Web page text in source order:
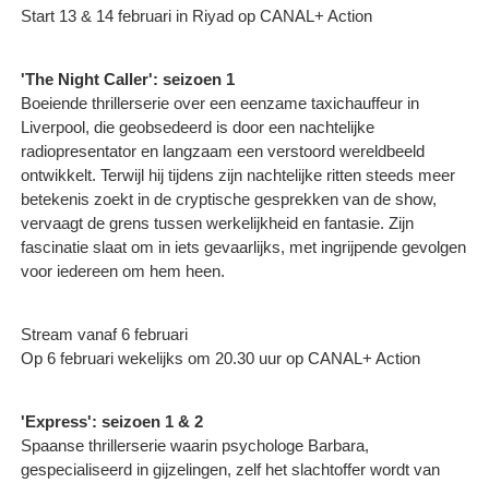
Start 13 & 14 februari in Riyad op CANAL+ Action
'The Night Caller': seizoen 1
Boeiende thrillerserie over een eenzame taxichauffeur in
Liverpool, die geobsedeerd is door een nachtelijke
radiopresentator en langzaam een verstoord wereldbeeld
ontwikkelt. Terwijl hij tijdens zijn nachtelijke ritten steeds meer
betekenis zoekt in de cryptische gesprekken van de show,
vervaagt de grens tussen werkelijkheid en fantasie. Zijn
fascinatie slaat om in iets gevaarlijks, met ingrijpende gevolgen
voor iedereen om hem heen.
Stream vanaf 6 februari
Op 6 februari wekelijks om 20.30 uur op CANAL+ Action
'Express': seizoen 1 & 2
Spaanse thrillerserie waarin psychologe Barbara,
gespecialiseerd in gijzelingen, zelf het slachtoffer wordt van